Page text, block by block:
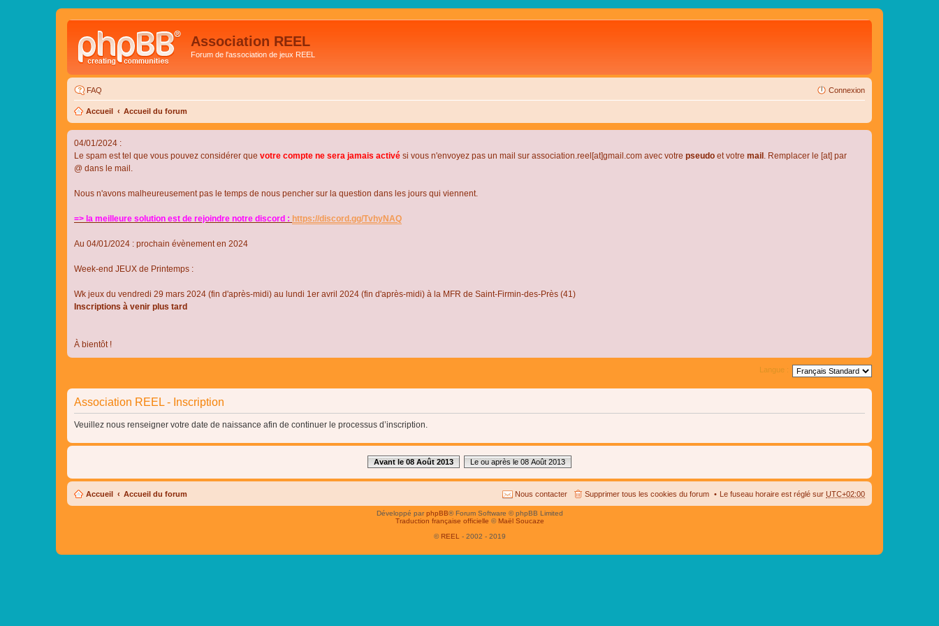
Association REEL
Forum de l'association de jeux REEL
FAQ Connexion
Accueil Accueil du forum
04/01/2024 :
Le spam est tel que vous pouvez considérer que votre compte ne sera jamais activé si vous n'envoyez pas un mail sur association.reel[at]gmail.com avec votre pseudo et votre mail . Remplacer le [at] par
@ dans le mail.
Nous n'avons malheureusement pas le temps de nous pencher sur la question dans les jours qui viennent.
=> la meilleure solution est de rejoindre notre discord : https://discord.gg/TvhyNAQ
Au 04/01/2024 : prochain évènement en 2024
Week-end JEUX de Printemps :
Wk jeux du vendredi 29 mars 2024 (fin d'après-midi) au lundi 1er avril 2024 (fin d'après-midi) à la MFR de Saint-Firmin-des-Près (41)
Inscriptions à venir plus tard
À bientôt !
Langue :
Association REEL - Inscription
Veuillez nous renseigner votre date de naissance afin de continuer le processus d’inscription.
Avant le 08 Août 2013 Le ou après le 08 Août 2013
Accueil Accueil du forum Le fuseau horaire est réglé sur UTC+02:00
Supprimer tous les cookies du forum
Nous contacter
Développé parphpBB® Forum Software © phpBB Limited
Traduction française officielle © Maël Soucaze
© REEL - 2002 - 2019